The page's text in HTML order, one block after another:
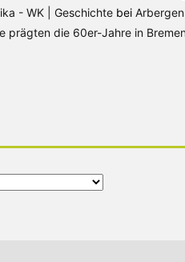
- WK | Geschichte bei
prägten die 60er-Jahre in